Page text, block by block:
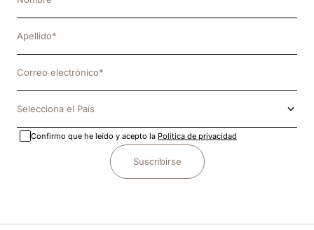
Selecciona el País
Confirmo que he leído y acepto la Política de privacidad
Suscribirse